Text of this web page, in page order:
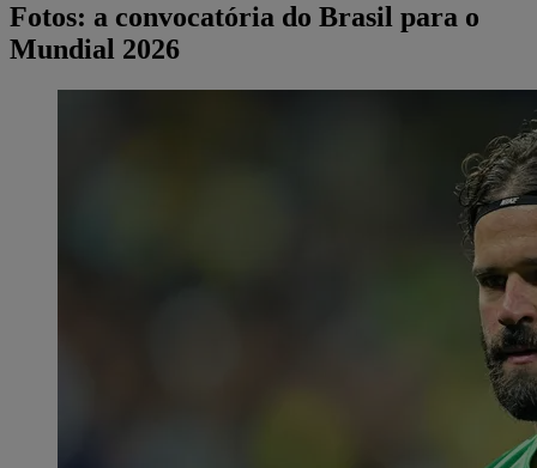
Fotos: a convocatória do Brasil para o
Mundial 2026